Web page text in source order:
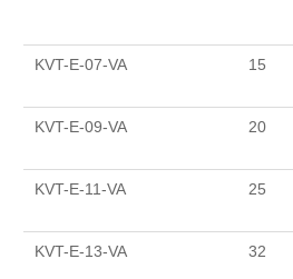
KVT-E-07-VA 15
KVT-E-09-VA 20
KVT-E-11-VA 25
KVT-E-13-VA 32